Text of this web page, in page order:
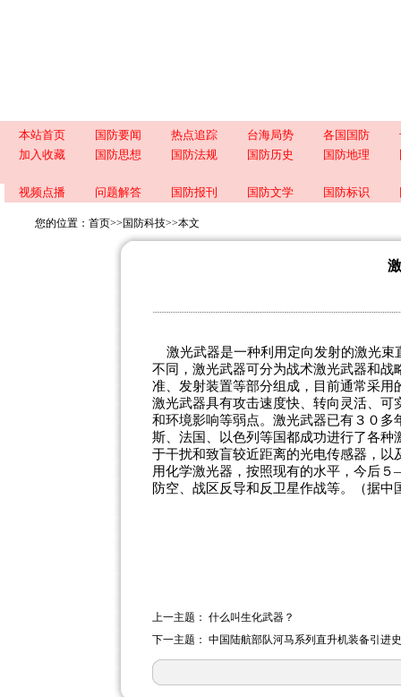
本站首页 国防要闻 热点追踪 台海局势 各国国防
加入收藏
国防思想 国防法规 国防历史 国防地理
视频点播 问题解答 国防报刊 国防文学 国防标识
您的位置： 首页>> 国防科技>>本文
激光武器是一种利用定向发射的激光束
不同，激光武器可分为战术激光武器和
准、发射装置等部分组成，目前通常采
激光武器具有攻击速度快、转向灵活、
和环境影响等弱点。激光武器已有３０
斯、法国、以色列等国都成功进行了各
于干扰和致盲较近距离的光电传感器，
用化学激光器，按照现有的水平，今后
防空、战区反导和反卫星作战等。（据中
上一主题： 什么叫生化武器？
下一主题： 中国陆航部队河马系列直升机装备引进史